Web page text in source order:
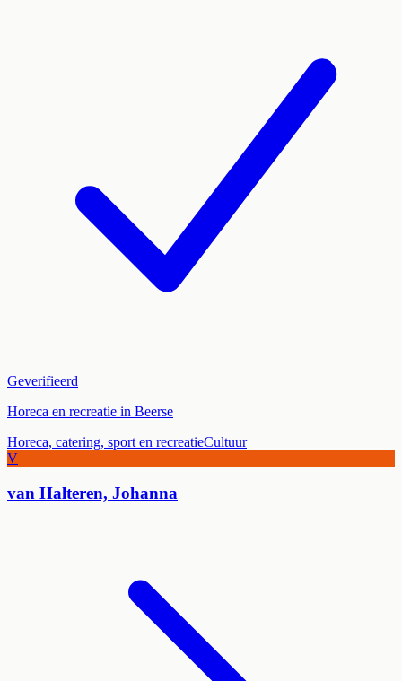
Geverifieerd
Horeca en recreatie in Beerse
Horeca, catering, sport en recreatieCultuur
V
van Halteren, Johanna